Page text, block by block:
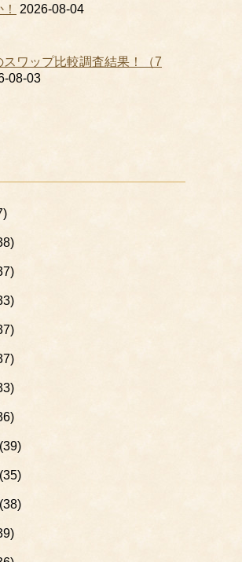
2026-08-04
スワップ比較調査結果！（7
08-03
(39)
(35)
(38)